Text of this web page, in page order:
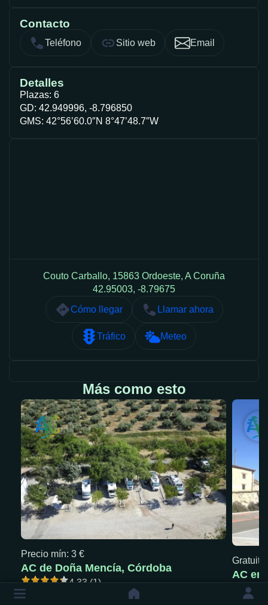
Contacto
Teléfono Sitio web Email
Detalles
Plazas: 6
GD: 42.949996, -8.796850
GMS: 42°56’60.0″N 8°47’48.7″W
Couto Carballo, 15863 Ordoeste, A Coruña
42.95003, -8.79675
Cómo llegar
Llamar ahora
Tráfico Meteo
Más como esto
Precio mín: 3 €
AC de Doña Mencía, Córdoba
4.33 (1)
Gratuita
AC en